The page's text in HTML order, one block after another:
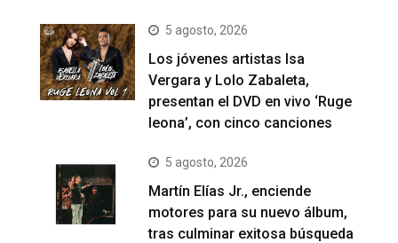
5 agosto, 2026
Los jóvenes artistas Isa
Vergara y Lolo Zabaleta,
presentan el DVD en vivo ‘Ruge
leona’, con cinco canciones
5 agosto, 2026
Martín Elías Jr., enciende
motores para su nuevo álbum,
tras culminar exitosa búsqueda